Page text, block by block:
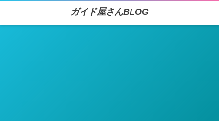
ガイド屋さんBLOG